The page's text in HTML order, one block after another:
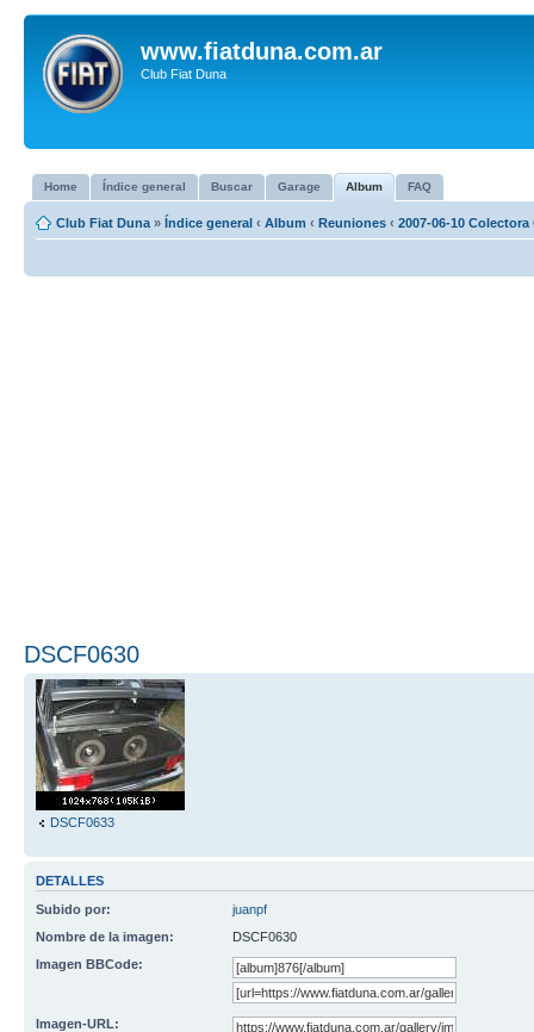
www.fiatduna.com.ar
Club Fiat Duna
Home Índice general Buscar Garage Album FAQ
Club Fiat Duna » Índice general ‹ Album ‹ Reuniones ‹ 2007-06-10 Colectora
DSCF0630
DSCF0633
DETALLES
Subido por:
juanpf
Nombre de la imagen:
DSCF0630
Imagen BBCode:
Imagen-URL: